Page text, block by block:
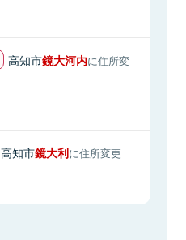
高知市鏡大河内に住所変
高知市鏡大利に住所変更